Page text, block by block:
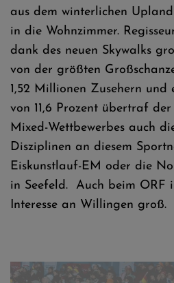
aus dem winterlichen
in die Wohnzimmer.
dank des neuen Skywalks
von der größten
1,52 Millionen Zusehern
von 11,6 Prozent übertraf
Mixed-Wettbewerbes auch
Disziplinen an diesem
Eiskunstlauf-EM oder die
in Seefeld. Auch beim ORF
Interesse an Willingen groß.